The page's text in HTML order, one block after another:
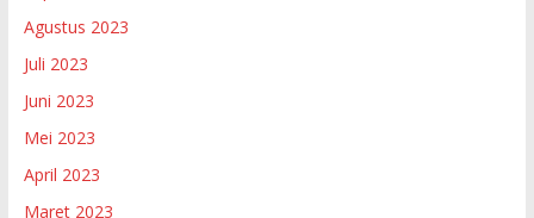
Agustus 2023
Juli 2023
Juni 2023
Mei 2023
April 2023
Maret 2023